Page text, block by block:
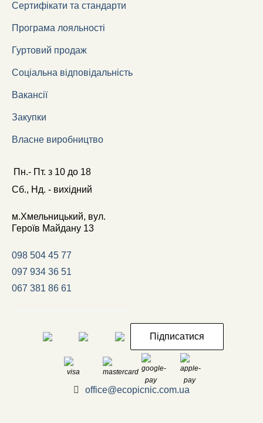
Сертифікати та стандарти
Програма лояльності
Гуртовий продаж
Соціальна відповідальність
Вакансії
Закупки
Власне виробництво
Пн.- Пт. з10 до18
Сб., Нд. - вихідний
м.Хмельницький, вул.
Героїв Майдану 13
098 504 45 77
097 934 36 51
067 381 86 61
Підписатися
office@ecopicnic.com.ua